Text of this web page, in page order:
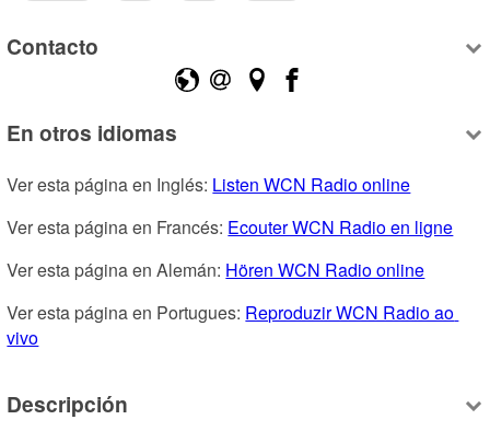
Contacto
En otros idiomas
Ver esta página en Inglés: Listen WCN Radio online
Ver esta página en Francés: Ecouter WCN Radio en ligne
Ver esta página en Alemán: Hören WCN Radio online
Ver esta página en Portugues: Reproduzir WCN Radio ao
vivo
Descripción